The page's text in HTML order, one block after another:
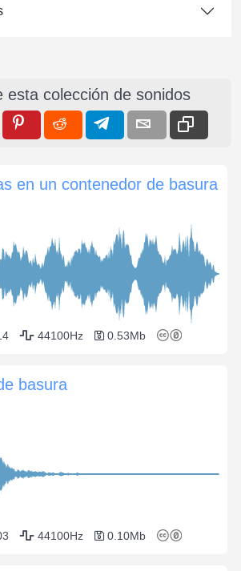
esta colección de sonidos
en un contenedor de basura
44100Hz 0.53Mb
basura
44100Hz 0.10Mb